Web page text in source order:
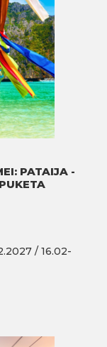
PATAIJA -
/ 16.02-